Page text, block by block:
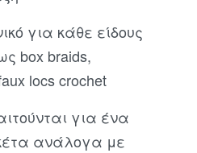
για κάθε είδους
box braids,
locs crochet
για ένα
ανάλογα με